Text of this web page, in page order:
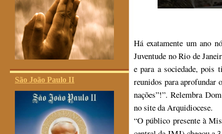
São João Paulo II
Há exatamente um ano
Juventude no Rio de
e para a sociedade, pois
reunidos para aprofundar
nações”!”. Relembra
no site da Arquidiocese.
“O público presente à